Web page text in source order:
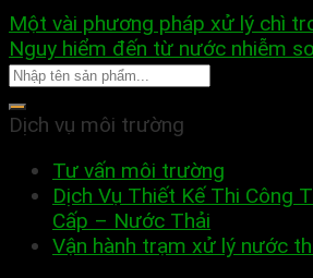
Một vài phương pháp xử lý chì
Nguy hiểm đến từ nước nhiễm
Dịch vụ môi trường
Tư vấn môi trường
Dịch Vụ Thiết Kế Thi Công
Cấp – Nước Thải
Vận hành trạm xử lý nước